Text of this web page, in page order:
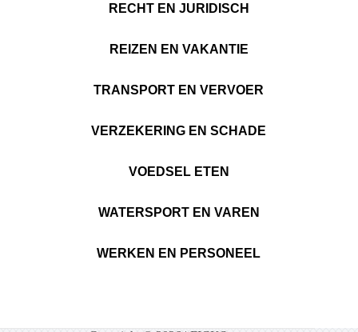
RECHT EN JURIDISCH
REIZEN EN VAKANTIE
TRANSPORT EN VERVOER
VERZEKERING EN SCHADE
VOEDSEL ETEN
WATERSPORT EN VAREN
WERKEN EN PERSONEEL